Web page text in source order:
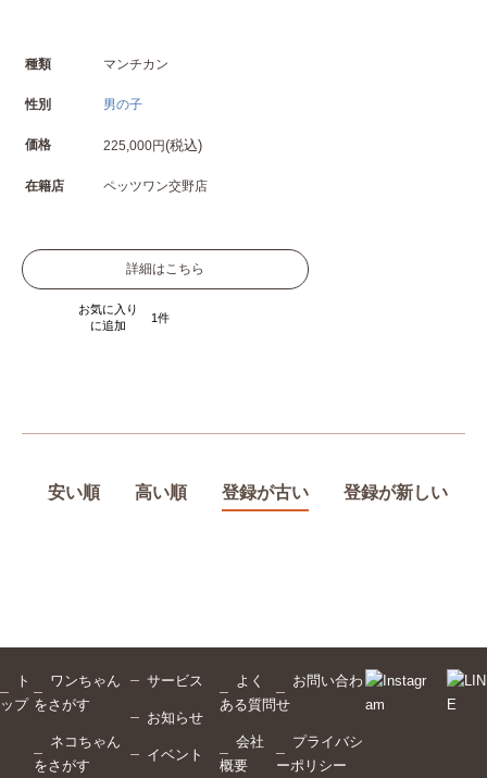
種類 マンチカン
性別 男の子
価格 225,000円(税込)
在籍店 ペッツワン交野店
詳細はこちら
お気に入り
に追加
1
安い順 高い順 登録が古い 登録が新しい
ト
ップ
ワンちゃん
をさがす
ネコちゃん
をさがす
サービス
お知らせ
イベント
よく
ある質問
会社
概要
お問い合わ
せ
プライバシ
ーポリシー